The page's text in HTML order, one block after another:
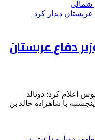
شمالی
دفاع عربستان
اعلام کرد: دونالد
با شاهزاده خالد بن